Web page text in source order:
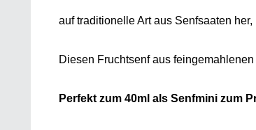
auf traditionelle Art aus Senfsaaten
Diesen Fruchtsenf aus
Perfekt zum 40ml als Senfmini zum